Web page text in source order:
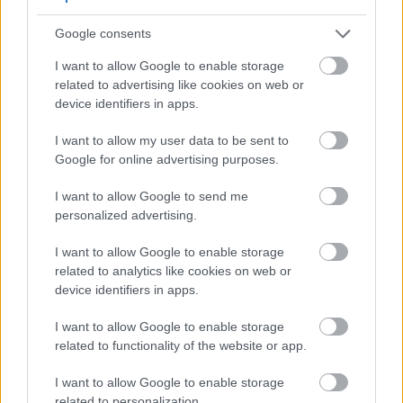
Google consents
I want to allow Google to enable storage
related to advertising like cookies on web or
device identifiers in apps.
I want to allow my user data to be sent to
Google for online advertising purposes.
I want to allow Google to send me
personalized advertising.
I want to allow Google to enable storage
related to analytics like cookies on web or
device identifiers in apps.
I want to allow Google to enable storage
related to functionality of the website or app.
I want to allow Google to enable storage
Una guía para cultivar lechuga en tu propio
jardín
Publicado: 24 de febrero de 2026, 9:32:32 UTC
Cultivar tu propia lechuga es una de las
experiencias más gratificantes para los jardineros
rápidamente, requiere poco espacio y te
recompensa con hojas crujientes y sabrosas que
Una guía para cultivar limoncillo en su
Publicado: 5 de febrero de 2026, 13:42:27 UTC
La hierba limón (Cymbopogon citratus) es una
hierba versátil y aromática que aporta un distintivo
sabor cítrico a la cocina asiática, además de ser una
atractiva planta ornamental para el jardín. Esta
hierba tropical forma elegantes matas con forma de
fuente que pueden alcanzar de 90 a 150 cm de
altura, lo que la convierte en una adición práctica y